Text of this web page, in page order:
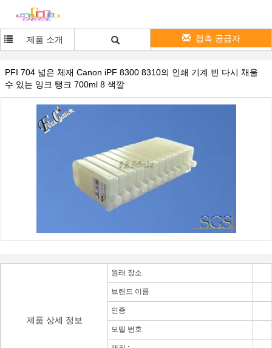
제품 소개 접촉 공급자
PFI 704 넓은 체재 Canon iPF 8300 8310의 인쇄 기계 빈 다시 채울
수 있는 잉크 탱크 700ml 8 색깔
제품 상세 정보
원래 장소
브랜드 이름
인증
모델 번호